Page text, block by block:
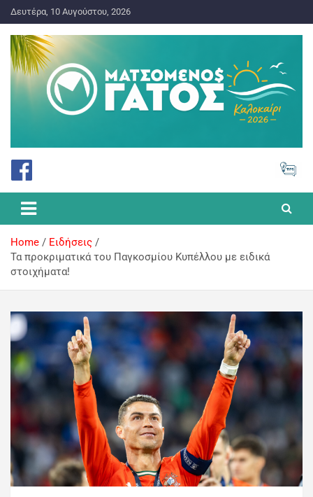
Δευτέρα, 10 Αυγούστου, 2026
Ματσωμένος Γάτος – Όλα για
το Στοίχημα
Home
Ειδήσεις
Τα προκριματικά του Παγκοσμίου Κυπέλλου με ειδικά
στοιχήματα!